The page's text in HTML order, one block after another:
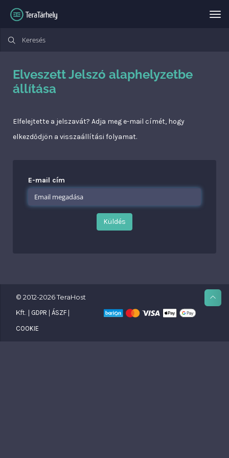
Elveszett Jelszó alaphelyzetbe
állítása
Elfelejtette a jelszavát? Adja meg e-mail címét, hogy
elkezdődjön a visszaállítási folyamat.
E-mail cím
Küldés
© 2012-2026 TeraHost
Kft. | GDPR | ÁSZF |
COOKIE